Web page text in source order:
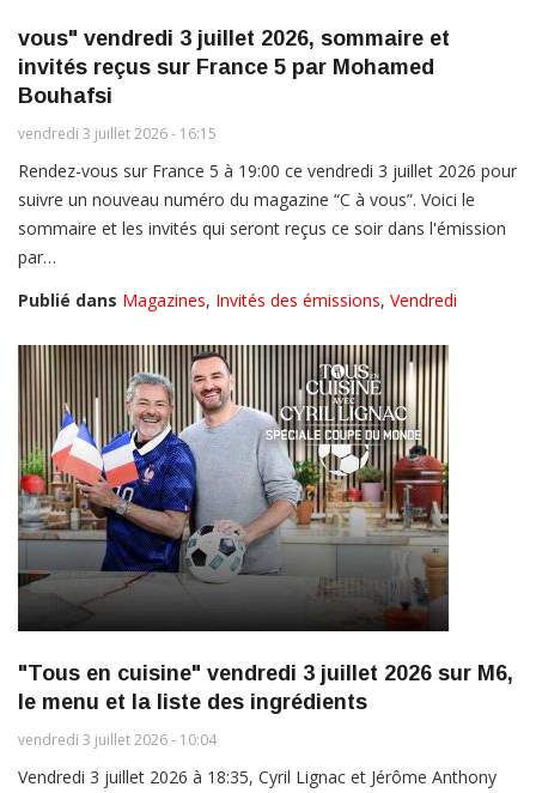
vous" vendredi 3 juillet 2026, sommaire et
invités reçus sur France 5 par Mohamed
Bouhafsi
vendredi 3 juillet 2026 - 16:15
Rendez-vous sur France 5 à 19:00 ce vendredi 3 juillet 2026 pour
suivre un nouveau numéro du magazine “C à vous”. Voici le
sommaire et les invités qui seront reçus ce soir dans l'émission
par…
Publié dans Magazines, Invités des émissions, Vendredi
"Tous en cuisine" vendredi 3 juillet 2026 sur M6,
le menu et la liste des ingrédients
vendredi 3 juillet 2026 - 10:04
Vendredi 3 juillet 2026 à 18:35, Cyril Lignac et Jérôme Anthony